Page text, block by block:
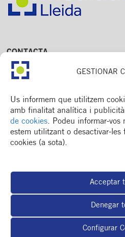
GESTIONAR
Us informem que utilitzem
amb finalitat analítica i
de cookies. Podeu informar-vos
estem utilitzant o desactivar-les
cookies (a sota).
Acceptar
Denegar
Configurar
CONTACTA
Av. Dr. Fleming, 15,
2n. 1a
T. 973 245 133
M. 672 018 236
Col·legi
Formació / esdeveniments
Actualitat
Borsa de treball